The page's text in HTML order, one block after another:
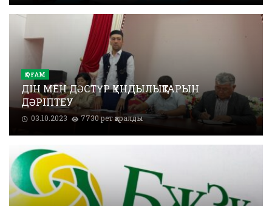
ҚОҒАМ
ДІН МЕН ДӘСТҮР ҚҰНДЫЛЫҚТАРЫН
ДӘРІПТЕУ
03.10.2023 7730 рет қаралды